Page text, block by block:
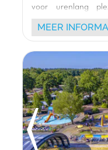
voor urenlang
zandstrand 🌿
binnen- en
tokkelbaan. Geniet
en thema-
brasserie) 🍕 en
verkennen. Een
garandeert een
MEER